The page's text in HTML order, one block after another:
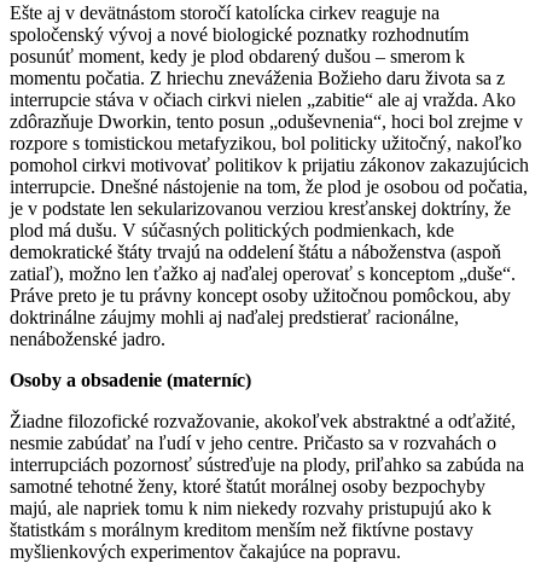
Ešte aj v devätnástom storočí katolícka cirkev reaguje na
spoločenský vývoj a nové biologické poznatky rozhodnutím
posunúť moment, kedy je plod obdarený dušou – smerom k
momentu počatia. Z hriechu zneváženia Božieho daru života sa z
interrupcie stáva v očiach cirkvi nielen „zabitie“ ale aj vražda. Ako
zdôrazňuje Dworkin, tento posun „oduševnenia“, hoci bol zrejme v
rozpore s tomistickou metafyzikou, bol politicky užitočný, nakoľko
pomohol cirkvi motivovať politikov k prijatiu zákonov zakazujúcich
interrupcie. Dnešné nástojenie na tom, že plod je osobou od počatia,
je v podstate len sekularizovanou verziou kresťanskej doktríny, že
plod má dušu. V súčasných politických podmienkach, kde
demokratické štáty trvajú na oddelení štátu a náboženstva (aspoň
zatiaľ), možno len ťažko aj naďalej operovať s konceptom „duše“.
Práve preto je tu právny koncept osoby užitočnou pomôckou, aby
doktrinálne záujmy mohli aj naďalej predstierať racionálne,
nenáboženské jadro.
Osoby a obsadenie (materníc)
Žiadne filozofické rozvažovanie, akokoľvek abstraktné a odťažité,
nesmie zabúdať na ľudí v jeho centre. Pričasto sa v rozvahách o
interrupciách pozornosť sústreďuje na plody, priľahko sa zabúda na
samotné tehotné ženy, ktoré štatút morálnej osoby bezpochyby
majú, ale napriek tomu k nim niekedy rozvahy pristupujú ako k
štatistkám s morálnym kreditom menším než fiktívne postavy
myšlienkových experimentov čakajúce na popravu.